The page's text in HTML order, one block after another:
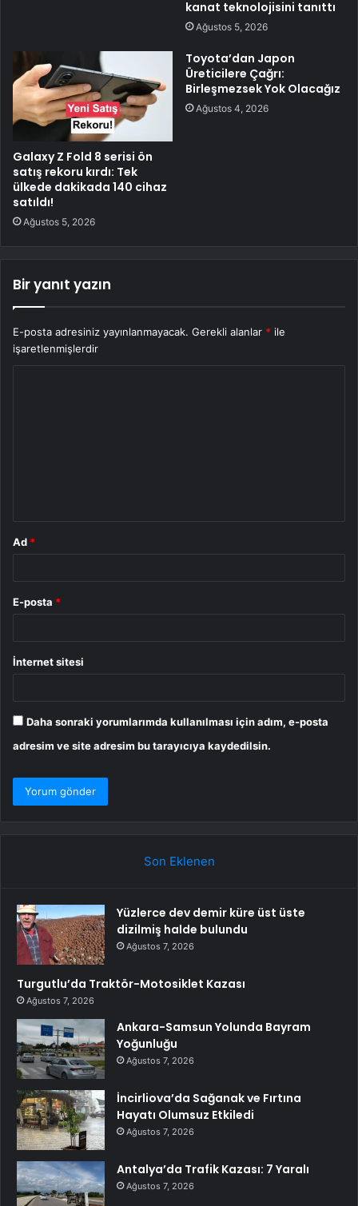
kanat teknolojisini tanıttı
Ağustos 5, 2026
Galaxy Z Fold 8 serisi ön
satış rekoru kırdı: Tek
ülkede dakikada 140 cihaz
satıldı!
Ağustos 5, 2026
Toyota’dan Japon
Üreticilere Çağrı:
Birleşmezsek Yok Olacağız
Ağustos 4, 2026
Bir yanıt yazın
E-posta adresiniz yayınlanmayacak. Gerekli alanlar * ile
işaretlenmişlerdir
Ad *
E-posta *
İnternet sitesi
Daha sonraki yorumlarımda kullanılması için adım, e-posta
adresim ve site adresim bu tarayıcıya kaydedilsin.
Son Eklenen
Yüzlerce dev demir küre üst üste
dizilmiş halde bulundu
Ağustos 7, 2026
Turgutlu’da Traktör-Motosiklet Kazası
Ağustos 7, 2026
Ankara-Samsun Yolunda Bayram
Yoğunluğu
Ağustos 7, 2026
İncirliova’da Sağanak ve Fırtına
Hayatı Olumsuz Etkiledi
Ağustos 7, 2026
Antalya’da Trafik Kazası: 7 Yaralı
Ağustos 7, 2026